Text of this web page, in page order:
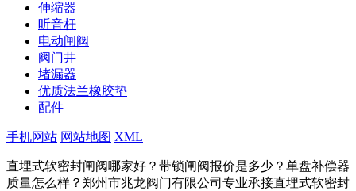
伸缩器
听音杆
电动闸阀
阀门井
堵漏器
优质法兰橡胶垫
配件
手机网站 网站地图 XML
直埋式软密封闸阀哪家好？带锁闸阀报价是多少？单盘补偿器
质量怎么样？郑州市兆龙阀门有限公司专业承接直埋式软密封